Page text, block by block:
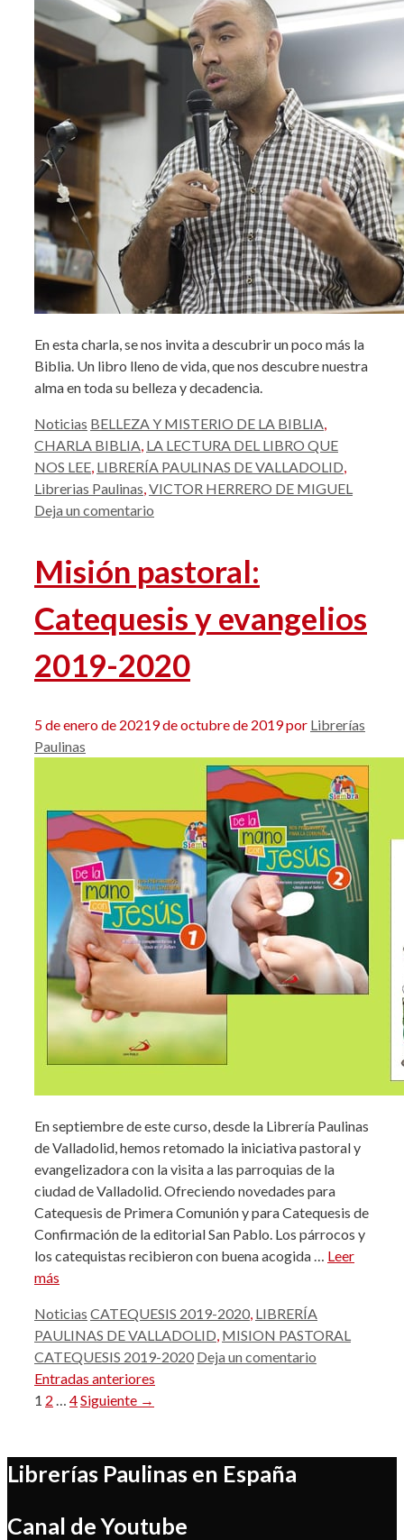
En esta charla, se nos invita a descubrir un poco más la
Biblia. Un libro lleno de vida, que nos descubre nuestra
alma en toda su belleza y decadencia.
Categorías
Noticias Etiquetas
BELLEZA Y MISTERIO DE LA BIBLIA,
CHARLA BIBLIA, LA LECTURA DEL LIBRO QUE
NOS LEE, LIBRERÍA PAULINAS DE VALLADOLID,
Librerias Paulinas,VICTOR HERRERO DE MIGUEL
Deja un comentario
Misión pastoral:
Catequesis y evangelios
2019-2020
5 de enero de 20219 de octubre de 2019por Librerías
Paulinas
En septiembre de este curso, desde la Librería Paulinas
de Valladolid, hemos retomado la iniciativa pastoral y
evangelizadora con la visita a las parroquias de la
ciudad de Valladolid. Ofreciendo novedades para
Catequesis de Primera Comunión y para Catequesis de
Confirmación de la editorial San Pablo. Los párrocos y
los catequistas recibieron con buena acogida … Leer
más
Categorías
Noticias Etiquetas
CATEQUESIS 2019-2020, LIBRERÍA
PAULINAS DE VALLADOLID, MISION PASTORAL
CATEQUESIS 2019-2020 Deja un comentario
Entradas anteriores
Página
1 Página
2 … Página
4Siguiente →
Librerías Paulinas en España
Canal de Youtube